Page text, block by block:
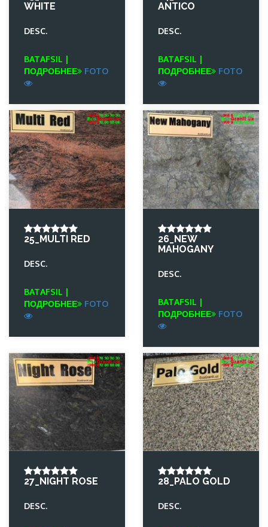
WHITE
DESC.
BATAFSIL |
ПОДРОБНЕЕ
FOTO
ANTICO
DESC.
BATAFSIL |
ПОДРОБНЕЕ
FOTO
25_MULTI RED
DESC.
BATAFSIL |
ПОДРОБНЕЕ
FOTO
26_NEW
MAHOGANY
DESC.
BATAFSIL |
ПОДРОБНЕЕ
FOTO
27_NIGHT ROSE
DESC.
28_PALO GOLD
DESC.